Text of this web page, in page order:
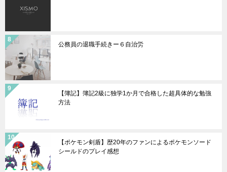
公務員の退職手続きー６自治労
【簿記】簿記2級に独学1か月で合格した超具体的な勉強
方法
【ポケモン剣盾】歴20年のファンによるポケモンソード
シールドのプレイ感想